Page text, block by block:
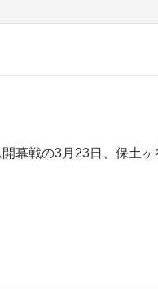
幕戦の3月23日、保土